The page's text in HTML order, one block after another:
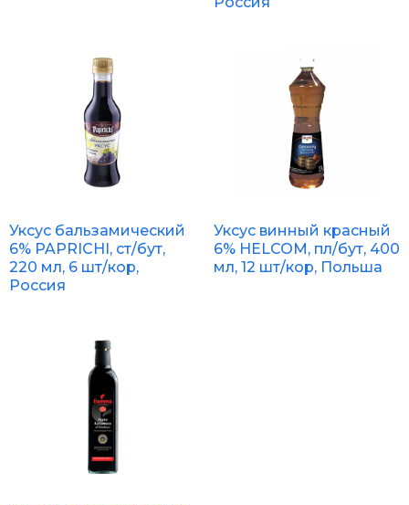
Уксус бальзамический
6% PAPRICHI, ст/бут,
220 мл, 6 шт/кор,
Россия
Уксус винный красный
6% HELCOM, пл/бут, 400
мл, 12 шт/кор, Польша